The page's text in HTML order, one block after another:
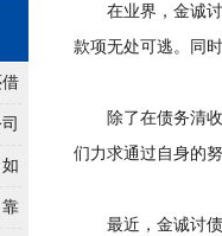
3
在业界，金诚讨
款项无处可逃。同
除了在债务清收
们力求通过自身的
最近，金诚讨债